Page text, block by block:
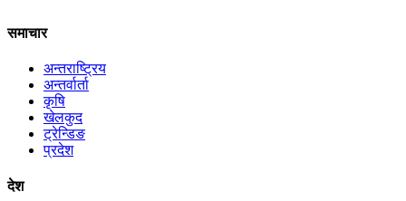
समाचार
अन्तराष्ट्रिय
अन्तर्वार्ता
कृषि
खेलकुद
ट्रेन्डिङ
प्रदेश
देश